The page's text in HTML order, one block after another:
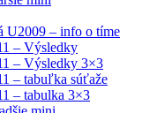
U2009 – info o tíme
– Výsledky
– Výsledky 3×3
– tabuľka súťaže
– tabulka 3×3